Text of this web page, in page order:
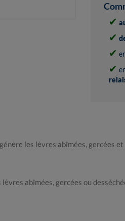
✔
✔
✔
✔
les lèvres abîmées, gercées
abîmées, gercées ou